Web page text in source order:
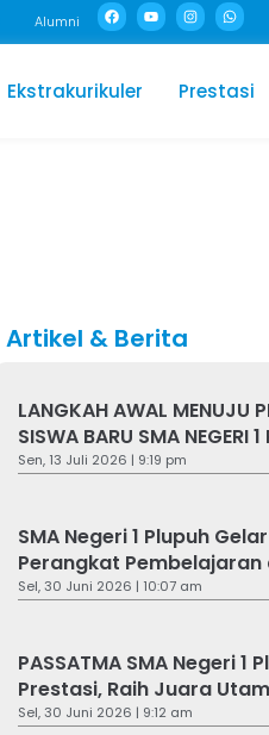
Alumni
Ekstrakurikuler Prestasi
Artikel & Berita
LANGKAH AWAL MENUJU
SISWA BARU SMA NEGERI 1
Sen, 13 Juli 2026 | 9:19 pm
SMA Negeri 1 Plupuh
Perangkat Pembelajaran
Sel, 30 Juni 2026 | 10:07 am
PASSATMA SMA Negeri 1
Prestasi, Raih Juara
Sel, 30 Juni 2026 | 9:12 am